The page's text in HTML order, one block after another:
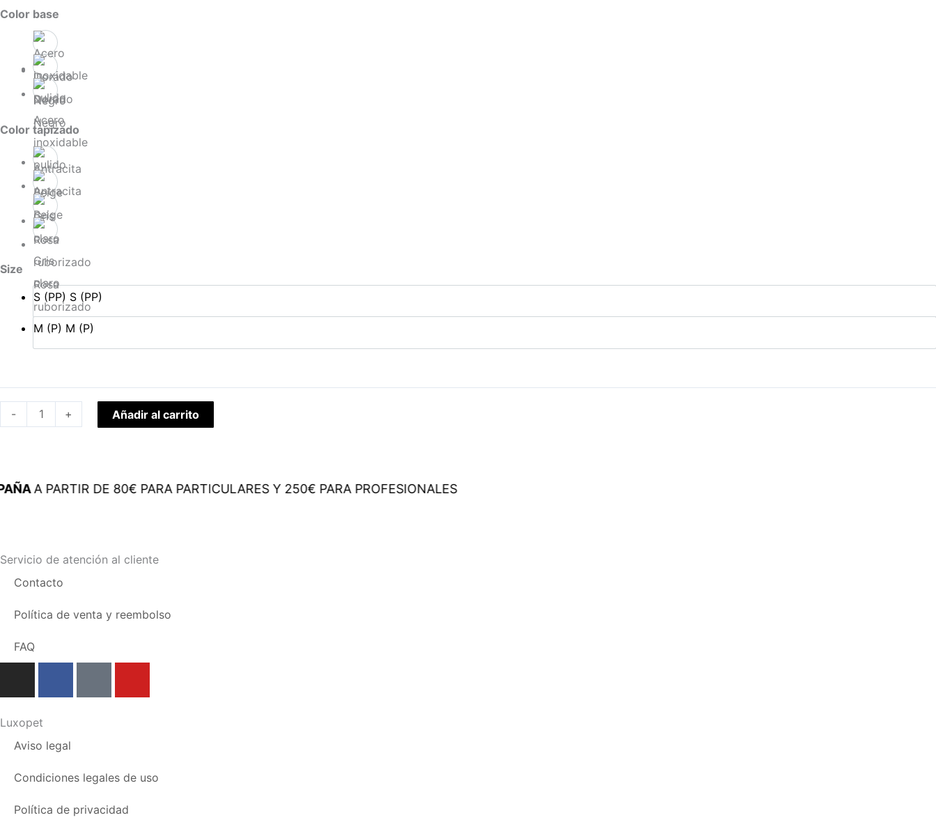
precios:
desde
600,00 €
hasta
720,00 €
Color base
Acero
inoxidable
pulido
Dorado
Negro
Color tapizado
Antracita
Beige
Gris
claro
Rosa
ruborizado
Size
S (PP) S (PP)
M (P) M (P)
-
Camelia
Antracita
Base
cantidad
+ Añadir al carrito
A PARTIR DE 80€ PARA PARTICULARES Y 250€ PARA PROFESIONALES
Servicio de atención al cliente
Contacto
Política de venta y reembolso
FAQ
t
a
r
m
b
o
o
e
Luxopet
Aviso legal
Condiciones legales de uso
Política de privacidad